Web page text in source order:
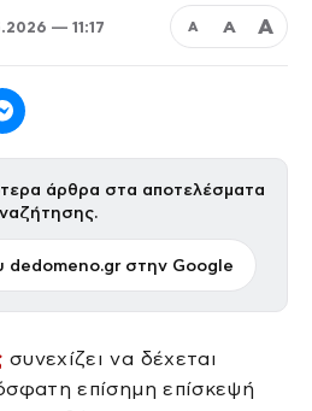
— 11:17 Α Α Α
άρθρα στα αποτελέσματα
dedomeno.gr στην Google
συνεχίζει να δέχεται
επίσημη επίσκεψή